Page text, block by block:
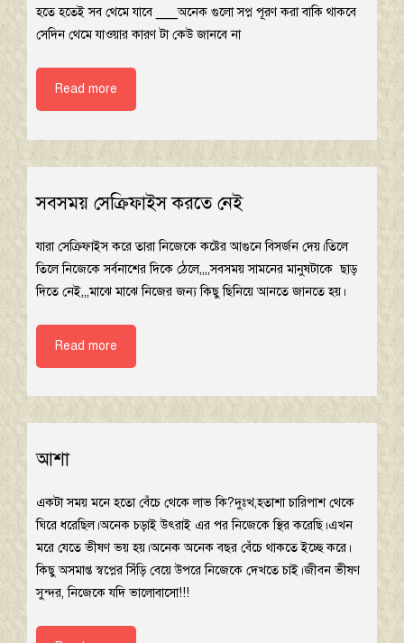
হতে হতেই সব থেমে যাবে ___অনেক গুলো সপ্ন পূরণ করা বাকি থাকবে
সেদিন থেমে যাওয়ার কারণ টা কেউ জানবে না
Read more
সবসময় সেক্রিফাইস করতে নেই
যারা সেক্রিফাইস করে তারা নিজেকে কষ্টের আগুনে বিসর্জন দেয়।তিলে
তিলে নিজেকে সর্বনাশের দিকে ঠেলে,,,,সবসময় সামনের মানুষটাকে ছাড়
দিতে নেই,,,মাঝে মাঝে নিজের জন্য কিছু ছিনিয়ে আনতে জানতে হয়।
Read more
আশা
একটা সময় মনে হতো বেঁচে থেকে লাভ কি?দুঃখ,হতাশা চারিপাশ থেকে
ঘিরে ধরেছিল।অনেক চড়াই উৎরাই এর পর নিজেকে স্থির করেছি।এখন
মরে যেতে ভীষণ ভয় হয়।অনেক অনেক বছর বেঁচে থাকতে ইচ্ছে করে।
কিছু অসমাপ্ত স্বপ্নের সিঁড়ি বেয়ে উপরে নিজেকে দেখতে চাই।জীবন ভীষণ
সুন্দর, নিজেকে যদি ভালোবাসো!!!